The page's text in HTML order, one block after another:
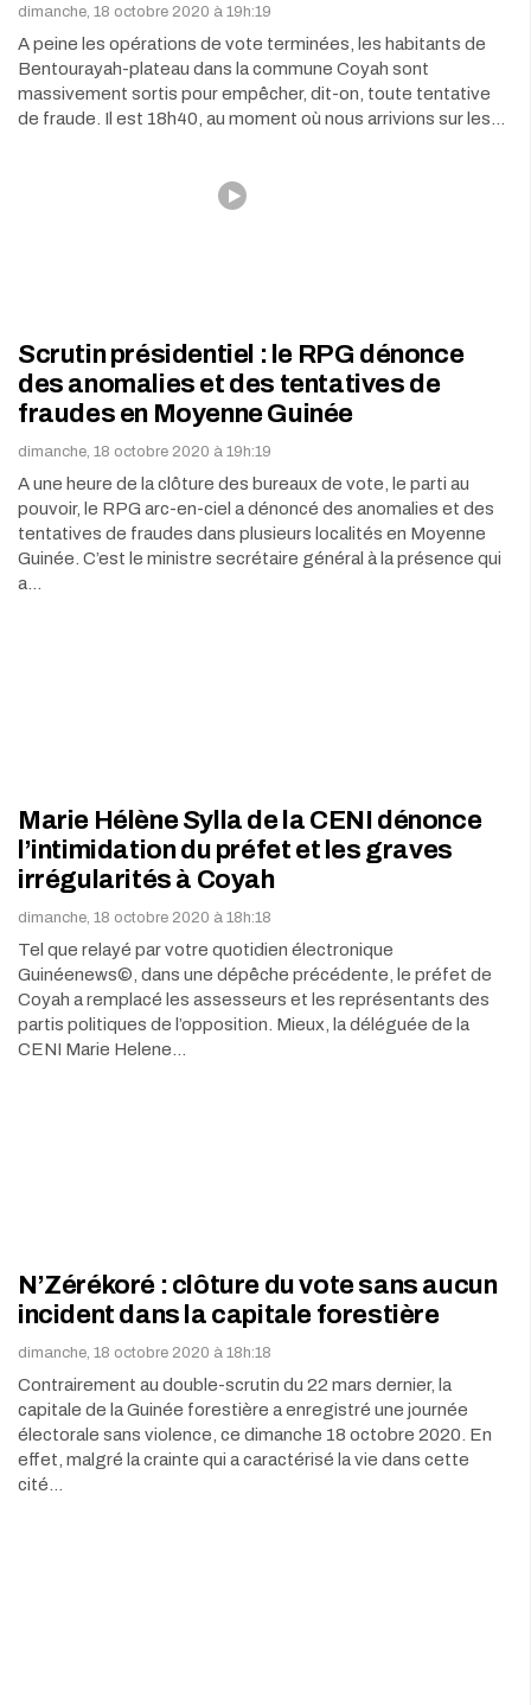
dimanche, 18 octobre 2020 à 19h:19
A peine les opérations de vote terminées, les habitants de
Bentourayah-plateau dans la commune Coyah sont
massivement sortis pour empêcher, dit-on, toute tentative
de fraude. Il est 18h40, au moment où nous arrivions sur les…
Scrutin présidentiel : le RPG dénonce
des anomalies et des tentatives de
fraudes en Moyenne Guinée
dimanche, 18 octobre 2020 à 19h:19
A une heure de la clôture des bureaux de vote, le parti au
pouvoir, le RPG arc-en-ciel a dénoncé des anomalies et des
tentatives de fraudes dans plusieurs localités en Moyenne
Guinée. C’est le ministre secrétaire général à la présence qui
a…
Marie Hélène Sylla de la CENI dénonce
l’intimidation du préfet et les graves
irrégularités à Coyah
dimanche, 18 octobre 2020 à 18h:18
Tel que relayé par votre quotidien électronique
Guinéenews©, dans une dépêche précédente, le préfet de
Coyah a remplacé les assesseurs et les représentants des
partis politiques de l’opposition. Mieux, la déléguée de la
CENI Marie Helene…
N’Zérékoré : clôture du vote sans aucun
incident dans la capitale forestière
dimanche, 18 octobre 2020 à 18h:18
Contrairement au double-scrutin du 22 mars dernier, la
capitale de la Guinée forestière a enregistré une journée
électorale sans violence, ce dimanche 18 octobre 2020. En
effet, malgré la crainte qui a caractérisé la vie dans cette
cité…